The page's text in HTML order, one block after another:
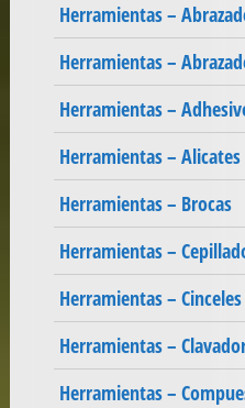
Herramientas –
Herramientas –
Herramientas –
Herramientas – Alicates
Herramientas – Brocas
Herramientas –
Herramientas – Cinceles
Herramientas –
Herramientas –